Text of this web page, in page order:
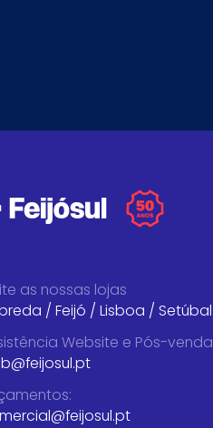
as nossas lojas
/ Feijó / Lisboa / Setúbal
Website e Pós-venda
: